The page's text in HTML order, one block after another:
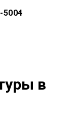
5004
в